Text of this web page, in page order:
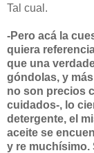
Tal cual.
-Pero acá la
quiera
que una
góndolas, y
no son precios
cuidados-, lo
detergente, el
aceite se
y re muchísimo.